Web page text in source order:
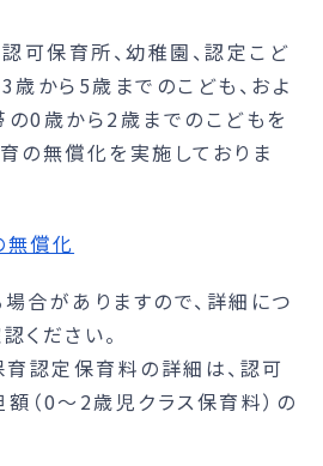
可保育所、幼稚園、認定こど
から5歳までのこども、およ
0歳から2歳までのこどもを
の無償化を実施しておりま
無償化
合がありますので、詳細につ
ください。
認定保育料の詳細は、認可
（0～2歳児クラス保育料）の